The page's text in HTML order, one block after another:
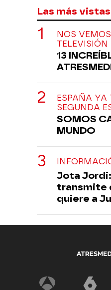
Las más vistas
NOS
TELEVISIÓN
13
ESPAÑA YA
SEGUNDA
SOMOS
MUNDO
Jota
transmite
quiere a